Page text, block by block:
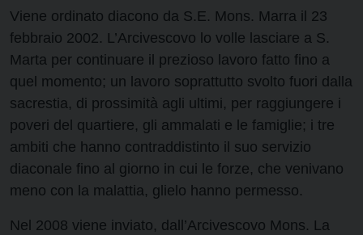
Viene ordinato diacono da S.E. Mons. Marra il 23
febbraio 2002. L’Arcivescovo lo volle lasciare a S.
Marta per continuare il prezioso lavoro fatto fino a
quel momento; un lavoro soprattutto svolto fuori dalla
sacrestia, di prossimità agli ultimi, per raggiungere i
poveri del quartiere, gli ammalati e le famiglie; i tre
ambiti che hanno contraddistinto il suo servizio
diaconale fino al giorno in cui le forze, che venivano
meno con la malattia, glielo hanno permesso.
Nel 2008 viene inviato, dall’Arcivescovo Mons. La